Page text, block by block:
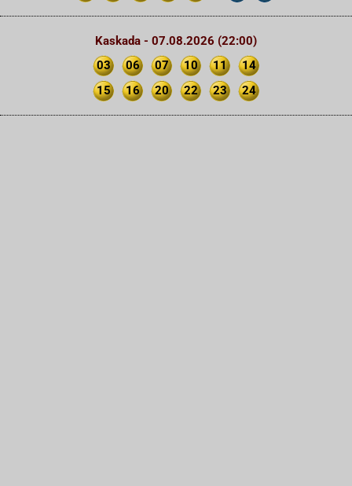
Kaskada - 07.08.2026 (22:00)
03
06 07 10 11
14
15
16 20 22 23 24